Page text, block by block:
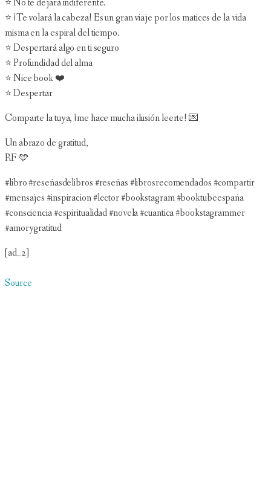
⭐️ No te dejará indiferente.
⭐️ ¡Te volará la cabeza! Es un gran viaje por los matices de la vida
misma en la espiral del tiempo.
⭐️ Despertará algo en ti seguro
⭐️ Profundidad del alma
⭐️ Nice book ❤️
⭐️ Despertar
Comparte la tuya, ¡me hace mucha ilusión leerte! 💌
Un abrazo de gratitud,
RF 🩵
#libro #reseñasdelibros #reseñas #librosrecomendados #compartir
#mensajes #inspiracion #lector #bookstagram #booktubeespaña
#consciencia #espiritualidad #novela #cuantica #bookstagrammer
#amorygratitud
[ad_2]
Source